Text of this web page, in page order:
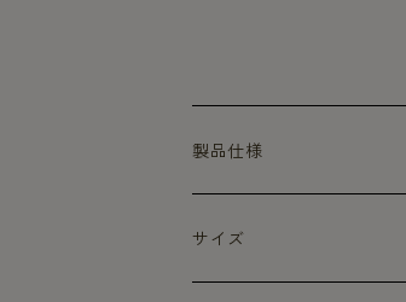
製品仕様
サイズ